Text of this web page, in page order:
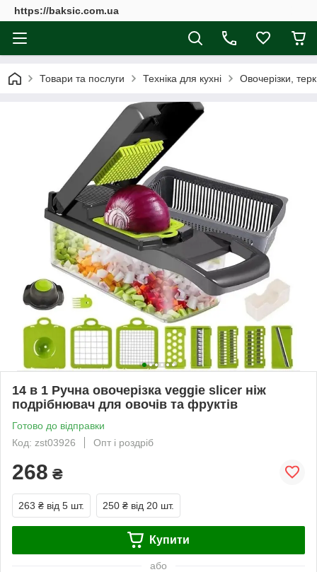
https://baksic.com.ua
Товари та послуги Техніка для кухні Овочерізки,
14 в 1 Ручна овочерізка veggie slicer ніж
подрібнювач для овочів та фруктів
Готово до відправки
Код: zst03926
Опт і роздріб
268 ₴
263 ₴ від 5 шт. 250 ₴ від 20 шт.
Купити
або